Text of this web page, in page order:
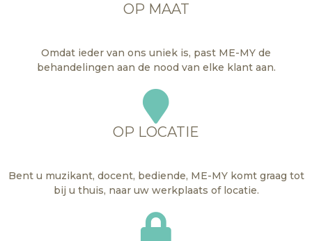
OP MAAT
Omdat ieder van ons uniek is, past ME-MY de
behandelingen aan de nood van elke klant aan.
OP LOCATIE
Bent u muzikant, docent, bediende, ME-MY komt graag tot
bij u thuis, naar uw werkplaats of locatie.